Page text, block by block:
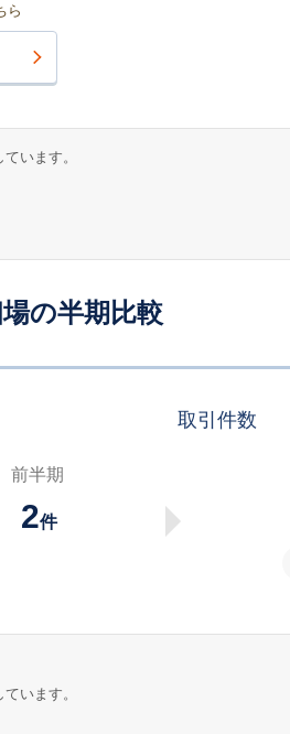
ら
います。
の半期比較
取引件数
前半期
2件
います。